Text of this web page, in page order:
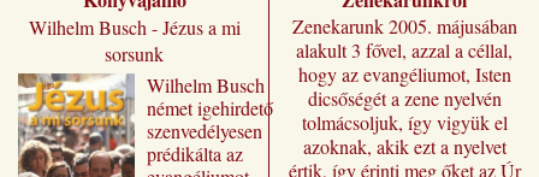
Wilhelm Busch - Jézus a mi
sorsunk
Wilhelm ​Busch
német igehirdető
szenvedélyesen
prédikálta az
Zenekarunk 2005. májusában
alakult 3 fővel, azzal a céllal,
hogy az evangéliumot, Isten
dicsőségét a zene nyelvén
tolmácsoljuk, így vigyük el
azoknak, akik ezt a nyelvet
értik, így érinti meg őket az Úr